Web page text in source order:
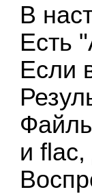
В
Есть
Если
и flac,